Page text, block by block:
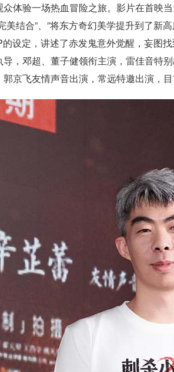
体验一场热血冒险之旅。影片在首映
美结合”、”将东方奇幻美学提升到了新
的设定，讲述了赤发鬼意外觉醒，妄图
，邓超、董子健领衔主演，雷佳音特
京飞友情声音出演，常远特邀出演，